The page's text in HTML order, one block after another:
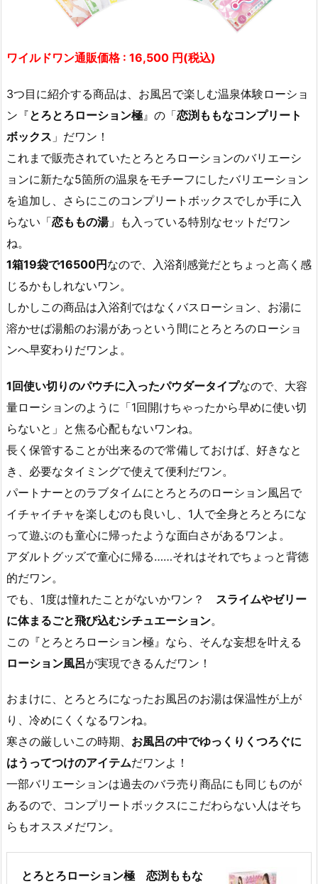
ワイルドワン通販価格 : 16,500 円(税込)
3つ目に紹介する商品は、お風呂で楽しむ温泉体験ローショ
ン『とろとろローション極 』の「恋渕ももなコンプリート
ボックス 」だワン！
これまで販売されていたとろとろローションのバリエーシ
ョンに新たな5箇所の温泉をモチーフにしたバリエーション
を追加し、さらにこのコンプリートボックスでしか手に入
らない「恋ももの湯」も入っている特別なセットだワン
ね。
1箱19袋で16500円なので、入浴剤感覚だとちょっと高く感
じるかもしれないワン。
しかしこの商品は入浴剤ではなくバスローション、お湯に
溶かせば湯船のお湯があっという間にとろとろのローショ
ンへ早変わりだワンよ。
1回使い切りのパウチに入ったパウダータイプなので、大容
量ローションのように「1回開けちゃったから早めに使い切
らないと」と焦る心配もないワンね。
長く保管することが出来るので常備しておけば、好きなと
き、必要なタイミングで使えて便利だワン。
パートナーとのラブタイムにとろとろのローション風呂で
イチャイチャを楽しむのも良いし、1人で全身とろとろにな
って遊ぶのも童心に帰ったような面白さがあるワンよ。
アダルトグッズで童心に帰る……それはそれでちょっと背徳
的だワン。
でも、1度は憧れたことがないかワン？ スライムやゼリー
に体まるごと飛び込むシチュエーション。
この『とろとろローション極』なら、そんな妄想を叶える
ローション風呂が実現できるんだワン！
おまけに、とろとろになったお風呂のお湯は保温性が上が
り、冷めにくくなるワンね。
寒さの厳しいこの時期、 お風呂の中でゆっくりくつろぐに
はうってつけのアイテムだワンよ！
一部バリエーションは過去のバラ売り商品にも同じものが
あるので、コンプリートボックスにこだわらない人はそち
らもオススメだワン。
とろとろローション極 恋渕ももな